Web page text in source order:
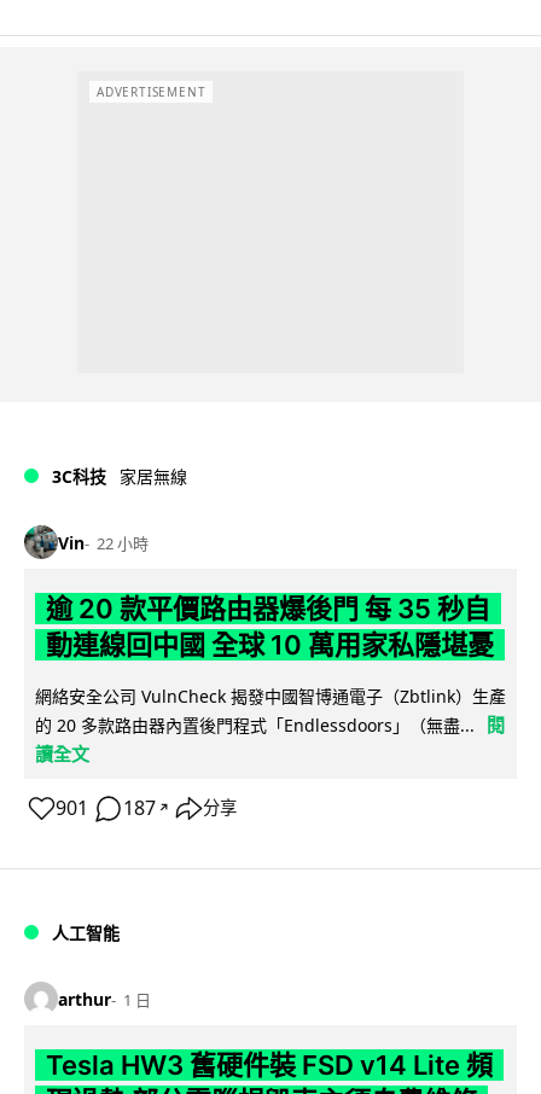
ADVERTISEMENT
3C科技 家居無線
Vin 22 小時
逾 20 款平價路由器爆後門 每 35 秒自
動連線回中國 全球 10 萬用家私隱堪憂
網絡安全公司 VulnCheck 揭發中國智博通電子（Zbtlink）生產
的 20 多款路由器內置後門程式「Endlessdoors」（無盡...
閱
讀全文
901 187 ↗ 分享
人工智能
arthur 1 日
Tesla HW3 舊硬件裝 FSD v14 Lite 頻